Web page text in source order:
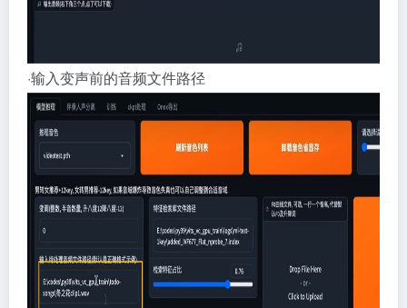
·输入变声前的音频文件路径